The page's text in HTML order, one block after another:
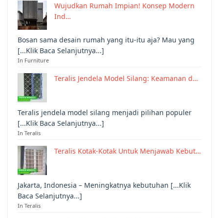
Wujudkan Rumah Impian! Konsep Modern
Ind…
Bosan sama desain rumah yang itu-itu aja? Mau yang
[...Klik Baca Selanjutnya...]
In Furniture
Teralis Jendela Model Silang: Keamanan d…
Teralis jendela model silang menjadi pilihan populer
[...Klik Baca Selanjutnya...]
In Teralis
Teralis Kotak-Kotak Untuk Menjawab Kebut…
Jakarta, Indonesia – Meningkatnya kebutuhan [...Klik
Baca Selanjutnya...]
In Teralis